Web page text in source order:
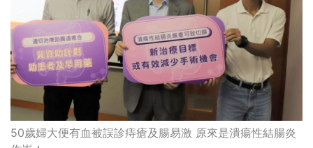
50歲婦大便有血被誤診痔瘡及腸易激 原來是潰瘍性結腸炎